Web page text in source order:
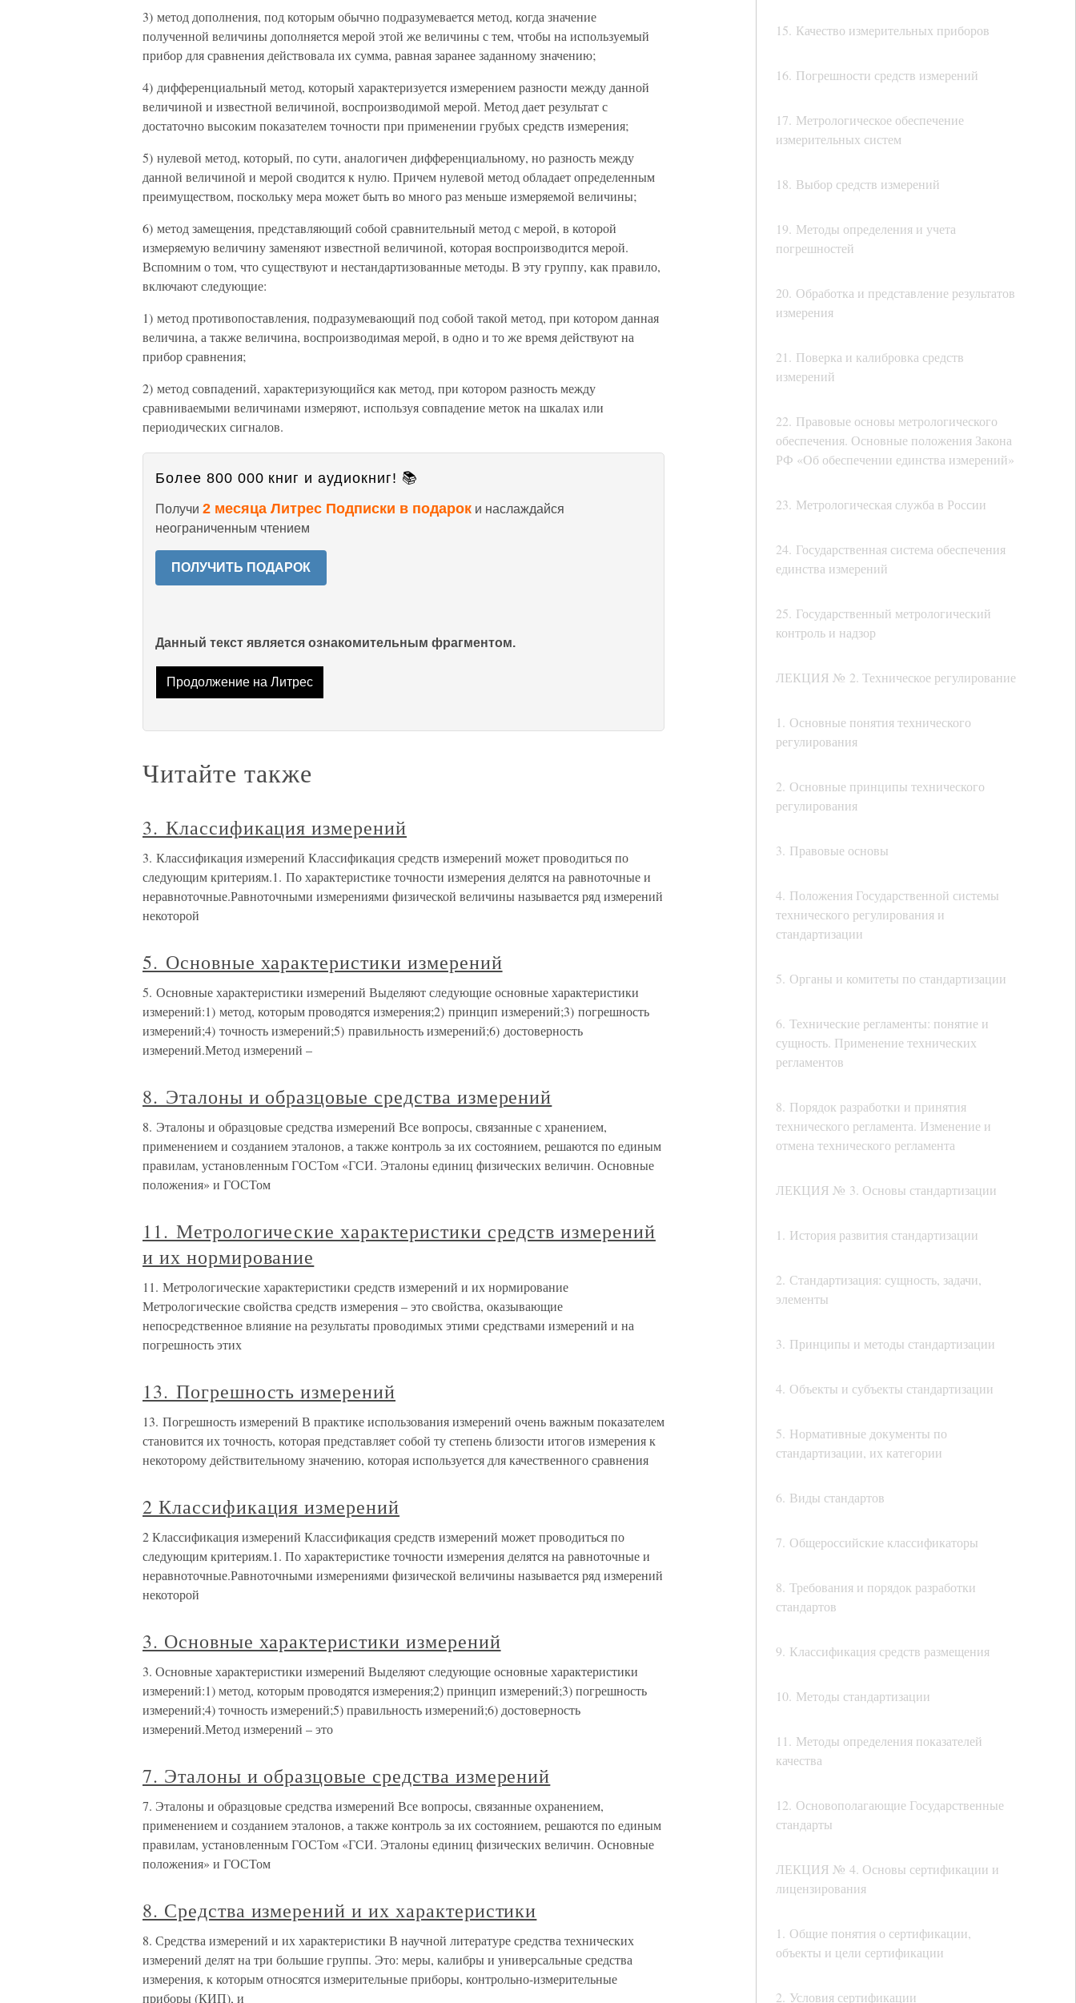
15. Качество измерительных приборов
16. Погрешности средств измерений
17. Метрологическое обеспечение
измерительных систем
18. Выбор средств измерений
19. Методы определения и учета
погрешностей
20. Обработка и представление результатов
измерения
21. Поверка и калибровка средств
измерений
22. Правовые основы метрологического
обеспечения. Основные положения Закона
РФ «Об обеспечении единства измерений»
23. Метрологическая служба в России
24. Государственная система обеспечения
единства измерений
25. Государственный метрологический
контроль и надзор
ЛЕКЦИЯ № 2. Техническое регулирование
1. Основные понятия технического
регулирования
2. Основные принципы технического
регулирования
3. Правовые основы
4. Положения Государственной системы
технического регулирования и
стандартизации
5. Органы и комитеты по стандартизации
6. Технические регламенты: понятие и
сущность. Применение технических
регламентов
8. Порядок разработки и принятия
технического регламента. Изменение и
отмена технического регламента
ЛЕКЦИЯ № 3. Основы стандартизации
1. История развития стандартизации
2. Стандартизация: сущность, задачи,
элементы
3. Принципы и методы стандартизации
4. Объекты и субъекты стандартизации
5. Нормативные документы по
стандартизации, их категории
6. Виды стандартов
7. Общероссийские классификаторы
8. Требования и порядок разработки
стандартов
9. Классификация средств размещения
10. Методы стандартизации
11. Методы определения показателей
качества
12. Основополагающие Государственные
стандарты
ЛЕКЦИЯ № 4. Основы сертификации и
лицензирования
1. Общие понятия о сертификации,
объекты и цели сертификации
2. Условия сертификации
3) метод дополнения, под которым обычно подразумевается метод, когда значение
полученной величины дополняется мерой этой же величины с тем, чтобы на используемый
прибор для сравнения действовала их сумма, равная заранее заданному значению;
4) дифференциальный метод, который характеризуется измерением разности между данной
величиной и известной величиной, воспроизводимой мерой. Метод дает результат с
достаточно высоким показателем точности при применении грубых средств измерения;
5) нулевой метод, который, по сути, аналогичен дифференциальному, но разность между
данной величиной и мерой сводится к нулю. Причем нулевой метод обладает определенным
преимуществом, поскольку мера может быть во много раз меньше измеряемой величины;
6) метод замещения, представляющий собой сравнительный метод с мерой, в которой
измеряемую величину заменяют известной величиной, которая воспроизводится мерой.
Вспомним о том, что существуют и нестандартизованные методы. В эту группу, как правило,
включают следующие:
1) метод противопоставления, подразумевающий под собой такой метод, при котором данная
величина, а также величина, воспроизводимая мерой, в одно и то же время действуют на
прибор сравнения;
2) метод совпадений, характеризующийся как метод, при котором разность между
сравниваемыми величинами измеряют, используя совпадение меток на шкалах или
периодических сигналов.
Более 800 000 книг и аудиокниг! 📚
Получи 2 месяца Литрес Подписки в подарок и наслаждайся
неограниченным чтением
ПОЛУЧИТЬ ПОДАРОК
Данный текст является ознакомительным фрагментом.
Продолжение на Литрес
Читайте также
3. Классификация измерений
3. Классификация измерений Классификация средств измерений может проводиться по
следующим критериям.1. По характеристике точности измерения делятся на равноточные и
неравноточные.Равноточными измерениями физической величины называется ряд измерений
некоторой
5. Основные характеристики измерений
5. Основные характеристики измерений Выделяют следующие основные характеристики
измерений:1) метод, которым проводятся измерения;2) принцип измерений;3) погрешность
измерений;4) точность измерений;5) правильность измерений;6) достоверность
измерений.Метод измерений –
8. Эталоны и образцовые средства измерений
8. Эталоны и образцовые средства измерений Все вопросы, связанные с хранением,
применением и созданием эталонов, а также контроль за их состоянием, решаются по единым
правилам, установленным ГОСТом «ГСИ. Эталоны единиц физических величин. Основные
положения» и ГОСТом
11. Метрологические характеристики средств измерений
и их нормирование
11. Метрологические характеристики средств измерений и их нормирование
Метрологические свойства средств измерения – это свойства, оказывающие
непосредственное влияние на результаты проводимых этими средствами измерений и на
погрешность этих
13. Погрешность измерений
13. Погрешность измерений В практике использования измерений очень важным показателем
становится их точность, которая представляет собой ту степень близости итогов измерения к
некоторому действительному значению, которая используется для качественного сравнения
2 Классификация измерений
2 Классификация измерений Классификация средств измерений может проводиться по
следующим критериям.1. По характеристике точности измерения делятся на равноточные и
неравноточные.Равноточными измерениями физической величины называется ряд измерений
некоторой
3. Основные характеристики измерений
3. Основные характеристики измерений Выделяют следующие основные характеристики
измерений:1) метод, которым проводятся измерения;2) принцип измерений;3) погрешность
измерений;4) точность измерений;5) правильность измерений;6) достоверность
измерений.Метод измерений – это
7. Эталоны и образцовые средства измерений
7. Эталоны и образцовые средства измерений Все вопросы, связанные охранением,
применением и созданием эталонов, а также контроль за их состоянием, решаются по единым
правилам, установленным ГОСТом «ГСИ. Эталоны единиц физических величин. Основные
положения» и ГОСТом
8. Средства измерений и их характеристики
8. Средства измерений и их характеристики В научной литературе средства технических
измерений делят на три большие группы. Это: меры, калибры и универсальные средства
измерения, к которым относятся измерительные приборы, контрольно-измерительные
приборы (КИП), и